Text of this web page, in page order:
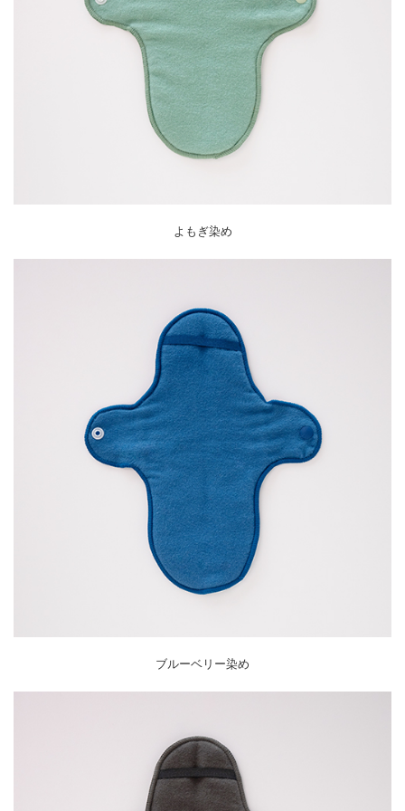
よもぎ染め
ブルーベリー染め